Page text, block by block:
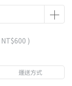
NT$600 )
運送方式